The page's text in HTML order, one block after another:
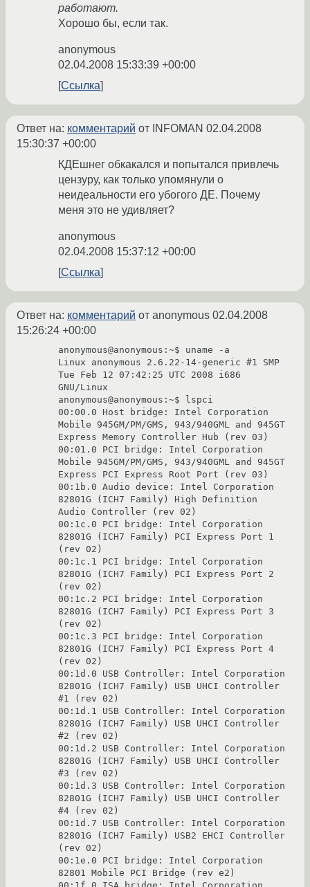
работают.
Хорошо бы, если так.
anonymous
02.04.2008 15:33:39 +00:00
Ссылка
Ответ на: комментарий от INFOMAN 02.04.2008
15:30:37 +00:00
КДЕшнег обкакался и попытался привлечь
цензуру, как только упомянули о
неидеальности его убогого ДЕ. Почему
меня это не удивляет?
anonymous
02.04.2008 15:37:12 +00:00
Ссылка
Ответ на: комментарий от anonymous 02.04.2008
15:26:24 +00:00
anonymous@anonymous:~$ uname -a
Linux anonymous 2.6.22-14-generic #1 SMP
Tue Feb 12 07:42:25 UTC 2008 i686
GNU/Linux
anonymous@anonymous:~$ lspci
00:00.0 Host bridge: Intel Corporation
Mobile 945GM/PM/GMS, 943/940GML and 945GT
Express Memory Controller Hub (rev 03)
00:01.0 PCI bridge: Intel Corporation
Mobile 945GM/PM/GMS, 943/940GML and 945GT
Express PCI Express Root Port (rev 03)
00:1b.0 Audio device: Intel Corporation
82801G (ICH7 Family) High Definition
Audio Controller (rev 02)
00:1c.0 PCI bridge: Intel Corporation
82801G (ICH7 Family) PCI Express Port 1
(rev 02)
00:1c.1 PCI bridge: Intel Corporation
82801G (ICH7 Family) PCI Express Port 2
(rev 02)
00:1c.2 PCI bridge: Intel Corporation
82801G (ICH7 Family) PCI Express Port 3
(rev 02)
00:1c.3 PCI bridge: Intel Corporation
82801G (ICH7 Family) PCI Express Port 4
(rev 02)
00:1d.0 USB Controller: Intel Corporation
82801G (ICH7 Family) USB UHCI Controller
#1 (rev 02)
00:1d.1 USB Controller: Intel Corporation
82801G (ICH7 Family) USB UHCI Controller
#2 (rev 02)
00:1d.2 USB Controller: Intel Corporation
82801G (ICH7 Family) USB UHCI Controller
#3 (rev 02)
00:1d.3 USB Controller: Intel Corporation
82801G (ICH7 Family) USB UHCI Controller
#4 (rev 02)
00:1d.7 USB Controller: Intel Corporation
82801G (ICH7 Family) USB2 EHCI Controller
(rev 02)
00:1e.0 PCI bridge: Intel Corporation
82801 Mobile PCI Bridge (rev e2)